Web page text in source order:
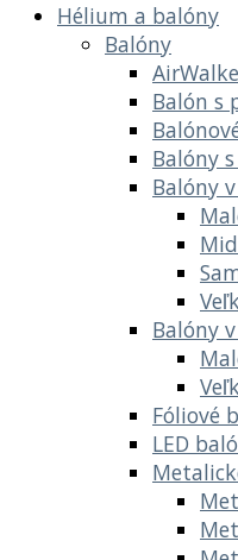
Hélium a balóny
Balóny
Balón s
Balóny
Balóny
Balóny
Fóliové
LED